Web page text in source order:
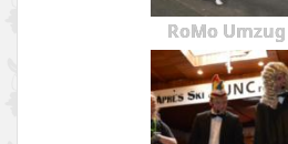
RoMo Umzug